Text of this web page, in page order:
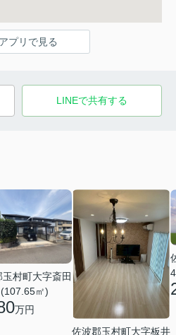
プリで見る
LINEで共有する
村町大字斎田
㎡)
万円
佐波郡玉村町大字板井